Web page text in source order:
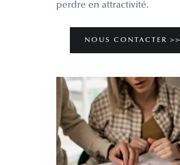
perdre en attractivité.
NOUS CONTACTER >>